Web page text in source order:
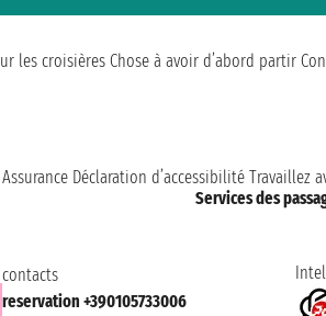
les croisières Chose à avoir d’abord partir
Assurance Déclaration d’accessibilité Travaillez
Services des
contacts
reservation +390105733006